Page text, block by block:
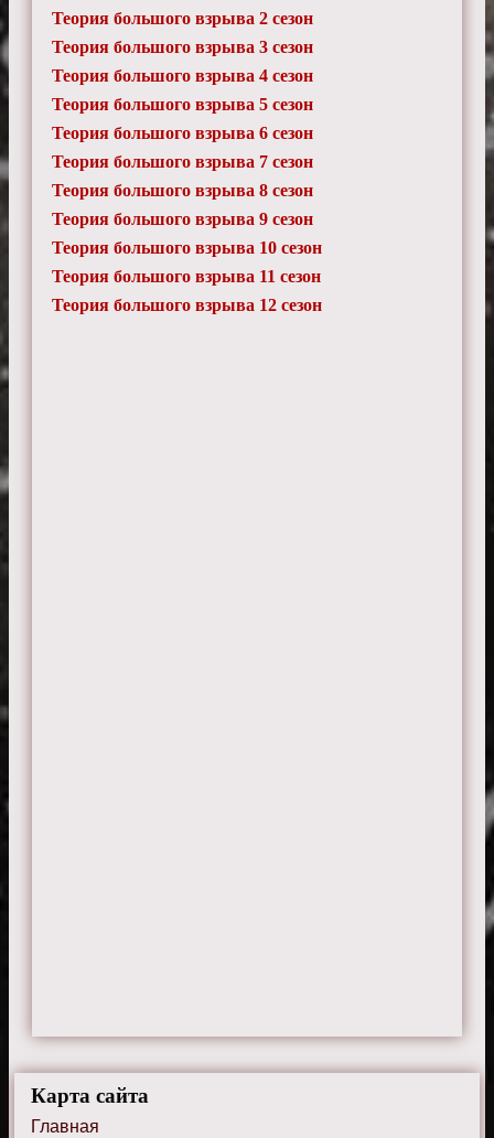
Теория большого взрыва 2 сезон
Теория большого взрыва 3 сезон
Теория большого взрыва 4 сезон
Теория большого взрыва 5 сезон
Теория большого взрыва 6 сезон
Теория большого взрыва 7 сезон
Теория большого взрыва 8 сезон
Теория большого взрыва 9 сезон
Теория большого взрыва 10 сезон
Теория большого взрыва 11 сезон
Теория большого взрыва 12 сезон
Карта сайта
Главная